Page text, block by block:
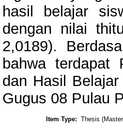
hasil belajar
dengan nilai
2,0189).
bahwa terdapat
dan Hasil
Gugus 08 Pulau
Item Type: Thesis